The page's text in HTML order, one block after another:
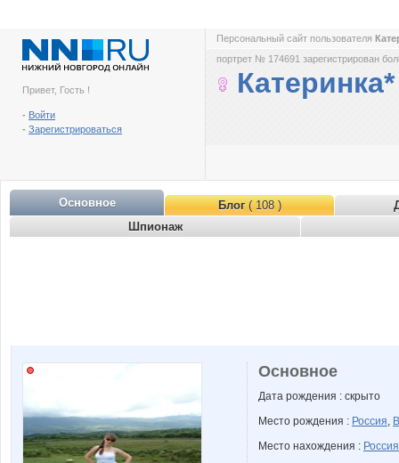
Привет, Гость !
- Войти
- Зарегистрироваться
Персональный сайт пользователя
портрет № 174691 зарегистрирован
Катеринка*
Основное Блог( 108 )
Шпионаж
Основное
Дата рождения : скрыто
Место рождения : Россия,
Место нахождения : Россия